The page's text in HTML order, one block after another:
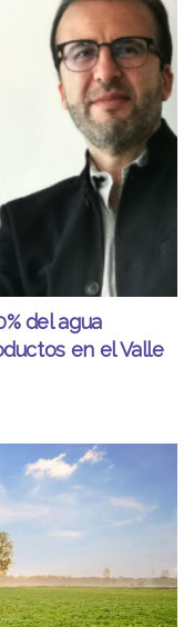
del agua
en el Valle